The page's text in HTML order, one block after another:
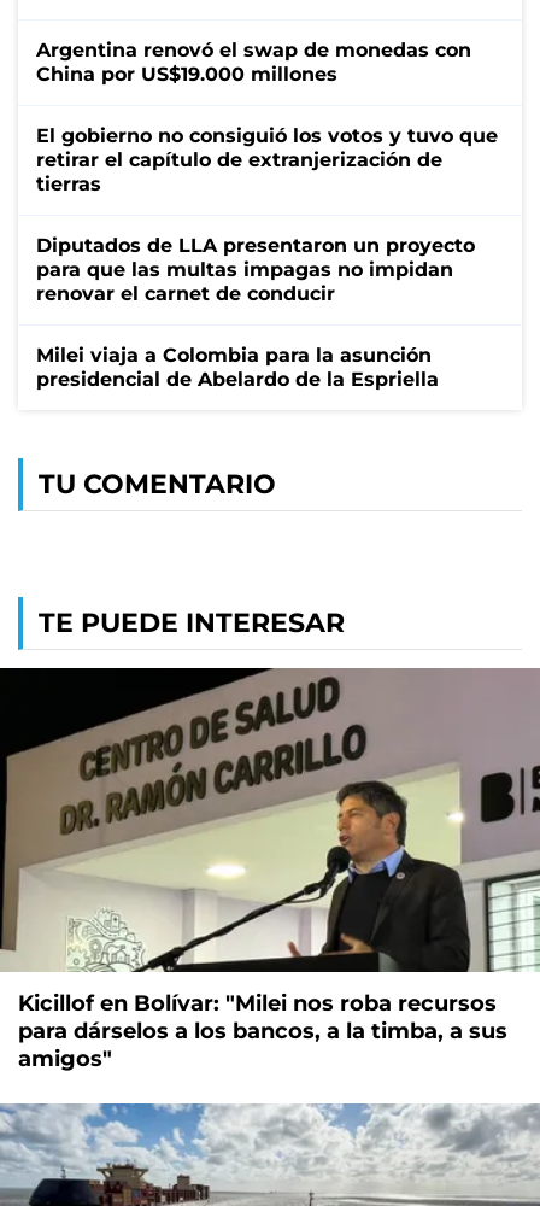
Argentina renovó el swap de monedas con
China por US$19.000 millones
El gobierno no consiguió los votos y tuvo que
retirar el capítulo de extranjerización de
tierras
Diputados de LLA presentaron un proyecto
para que las multas impagas no impidan
renovar el carnet de conducir
Milei viaja a Colombia para la asunción
presidencial de Abelardo de la Espriella
TU COMENTARIO
TE PUEDE INTERESAR
Kicillof en Bolívar: "Milei nos roba recursos
para dárselos a los bancos, a la timba, a sus
amigos"